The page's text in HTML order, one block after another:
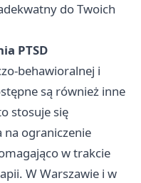
do Twoich
PTSD
behawioralnej i
są również inne
stosuje się
ograniczenie
w trakcie
W Warszawie i w